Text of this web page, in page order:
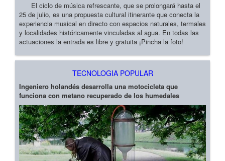
El ciclo de música refrescante, que se prolongará hasta el
25 de julio, es una propuesta cultural itinerante que conecta la
experiencia musical en directo con espacios naturales, termales
y localidades históricamente vinculadas al agua. En todas las
actuaciones la entrada es libre y gratuita ¡Pincha la foto!
TECNOLOGIA POPULAR
Ingeniero holandés desarrolla una motocicleta que
funciona con metano recuperado de los humedales